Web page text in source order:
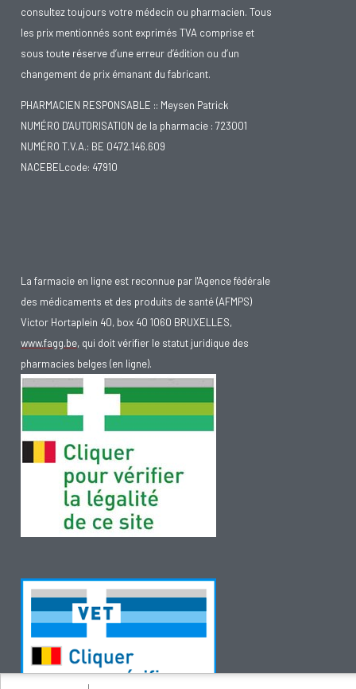
consultez toujours votre médecin ou pharmacien. Tous
les prix mentionnés sont exprimés TVA comprise et
sous toute réserve d’une erreur d’édition ou d’un
changement de prix émanant du fabricant.
PHARMACIEN RESPONSABLE :: Meysen Patrick
NUMÉRO D'AUTORISATION de la pharmacie : 723001
NUMÉRO T.V.A.: BE 0472.146.609
NACEBELcode: 47910
La farmacie en ligne est reconnue par l'Agence fédérale
des médicaments et des produits de santé (AFMPS)
Victor Hortaplein 40, box 40 1060 BRUXELLES,
www.fagg.be, qui doit vérifier le statut juridique des
pharmacies belges (en ligne).